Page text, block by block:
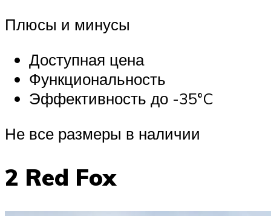
Плюсы и минусы
Доступная цена
Функциональность
Эффективность до -35°C
Не все размеры в наличии
2 Red Fox